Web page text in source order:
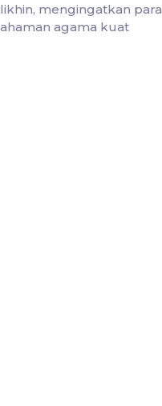
mengingatkan para
agama kuat